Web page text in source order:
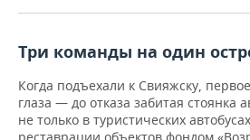
КОМУ ПРИНАДЛЕЖАТ
БЮДЖЕТ
ИНВЕСТИЦИИ
НЕФТЕХИМИЯ
НЕФТЬ
НОВОСТИ АВТО
БИЗНЕС
НОВОСТИ БИЗНЕСА
РОЗНИЧНАЯ ТОРГОВЛЯ
ТРАНСПОРТ
ТЕХНОЛОГИИ
НОВОСТИ ТЕХНОЛОГИЙ
IT
МЕРОПРИЯТИЯ
НОВОСТИ МЕРОПРИЯТИЙ
СПОРТ
Три команды на один
Когда подъехали к Свияжску,
глаза — до отказа забитая стоянка
не только в туристических